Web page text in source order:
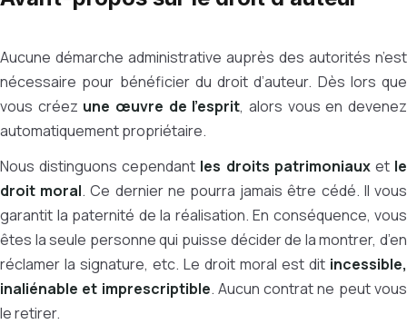
Aucune démarche administrative auprès des autorités n’est
nécessaire pour bénéficier du droit d’auteur. Dès lors que
vous créez une œuvre de l’esprit, alors vous en devenez
automatiquement propriétaire.
Nous distinguons cependant les droits patrimoniauxet le
droit moral. Ce dernier ne pourra jamais être cédé. Il vous
garantit la paternité de la réalisation. En conséquence, vous
êtes la seule personne qui puisse décider de la montrer, d’en
réclamer la signature, etc. Le droit moral est dit incessible,
inaliénable et imprescriptible. Aucun contrat ne peut vous
le retirer.